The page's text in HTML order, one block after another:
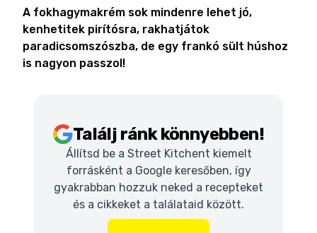
A fokhagymakrém sok mindenre lehet jó,
kenhetitek pirítósra, rakhatjátok
paradicsomszószba, de egy frankó sült húshoz
is nagyon passzol!
Találj ránk könnyebben!
Állítsd be a Street Kitchent kiemelt
forrásként a Google keresőben, így
gyakrabban hozzuk neked a recepteket
és a cikkeket a találataid között.